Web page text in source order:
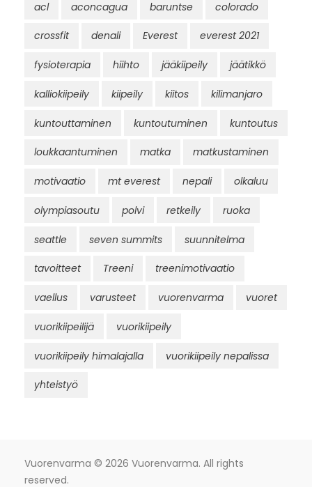
acl aconcagua baruntse colorado
crossfit denali Everest everest 2021
fysioterapia hiihto jääkiipeily jäätikkö
kalliokiipeily kiipeily kiitos kilimanjaro
kuntouttaminen kuntoutuminen kuntoutus
loukkaantuminen matka matkustaminen
motivaatio mt everest nepali olkaluu
olympiasoutu polvi retkeily ruoka
seattle seven summits suunnitelma
tavoitteet Treeni treenimotivaatio
vaellus varusteet vuorenvarma vuoret
vuorikiipeilijä vuorikiipeily
vuorikiipeily himalajalla vuorikiipeily nepalissa
yhteistyö
Vuorenvarma © 2026 Vuorenvarma. All rights
reserved.